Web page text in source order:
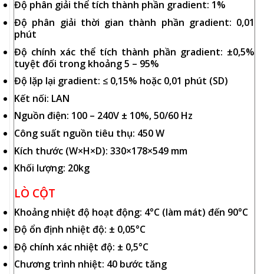
Độ phân giải thể tích thành phần gradient: 1%
Độ phân giải thời gian thành phần gradient: 0,01
phút
Độ chính xác thể tích thành phần gradient: ±0,5%
tuyệt đối trong khoảng 5 – 95%
Độ lặp lại gradient: ≤ 0,15% hoặc 0,01 phút (SD)
Kết nối: LAN
Nguồn điện: 100 – 240V ± 10%, 50/60 Hz
Công suất nguồn tiêu thụ: 450 W
Kích thước (W×H×D): 330×178×549 mm
Khối lượng: 20kg
LÒ CỘT
Khoảng nhiệt độ hoạt động: 4°C (làm mát) đến 90°C
Độ ổn định nhiệt độ: ± 0,05°C
Độ chính xác nhiệt độ: ± 0,5°C
Chương trình nhiệt: 40 bước tăng